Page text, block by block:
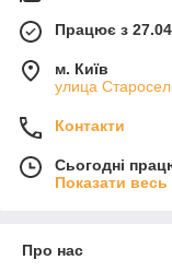
Працює з
м. Київ
улица
Контакти
Сьогодні
Показати
Про нас